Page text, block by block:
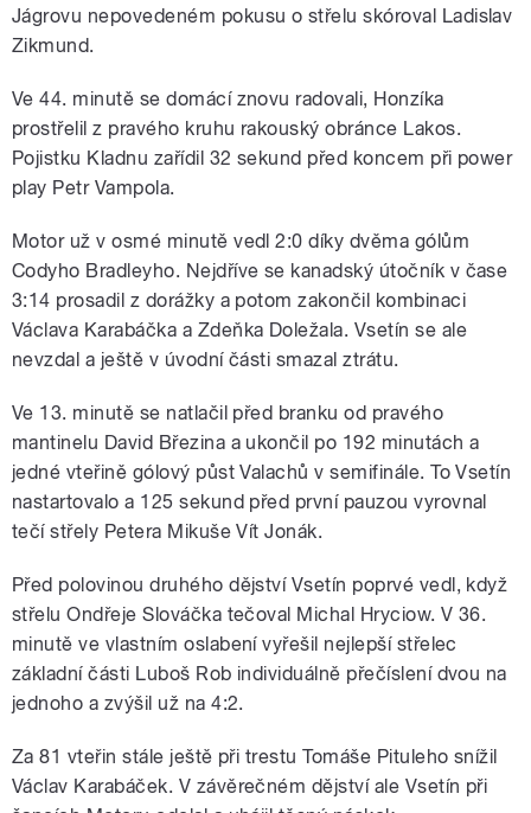
Jágrovu nepovedeném pokusu o střelu skóroval Ladislav
Zikmund.
Ve 44. minutě se domácí znovu radovali, Honzíka
prostřelil z pravého kruhu rakouský obránce Lakos.
Pojistku Kladnu zařídil 32 sekund před koncem při power
play Petr Vampola.
Motor už v osmé minutě vedl 2:0 díky dvěma gólům
Codyho Bradleyho. Nejdříve se kanadský útočník v čase
3:14 prosadil z dorážky a potom zakončil kombinaci
Václava Karabáčka a Zdeňka Doležala. Vsetín se ale
nevzdal a ještě v úvodní části smazal ztrátu.
Ve 13. minutě se natlačil před branku od pravého
mantinelu David Březina a ukončil po 192 minutách a
jedné vteřině gólový půst Valachů v semifinále. To Vsetín
nastartovalo a 125 sekund před první pauzou vyrovnal
tečí střely Petera Mikuše Vít Jonák.
Před polovinou druhého dějství Vsetín poprvé vedl, když
střelu Ondřeje Slováčka tečoval Michal Hryciow. V 36.
minutě ve vlastním oslabení vyřešil nejlepší střelec
základní části Luboš Rob individuálně přečíslení dvou na
jednoho a zvýšil už na 4:2.
Za 81 vteřin stále ještě při trestu Tomáše Pituleho snížil
Václav Karabáček. V závěrečném dějství ale Vsetín při